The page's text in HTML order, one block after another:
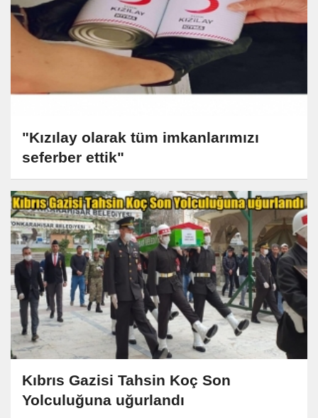
"Kızılay olarak tüm imkanlarımızı
seferber ettik"
Kıbrıs Gazisi Tahsin Koç Son
Yolculuğuna uğurlandı